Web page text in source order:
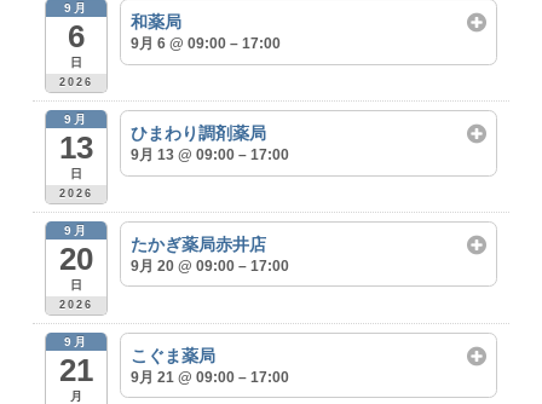
9月
6
日
2026
和薬局
9月 6 @ 09:00 – 17:00
9月
13
日
2026
ひまわり調剤薬局
9月 13 @ 09:00 – 17:00
9月
20
日
2026
たかぎ薬局赤井店
9月 20 @ 09:00 – 17:00
9月
21
月
こぐま薬局
9月 21 @ 09:00 – 17:00